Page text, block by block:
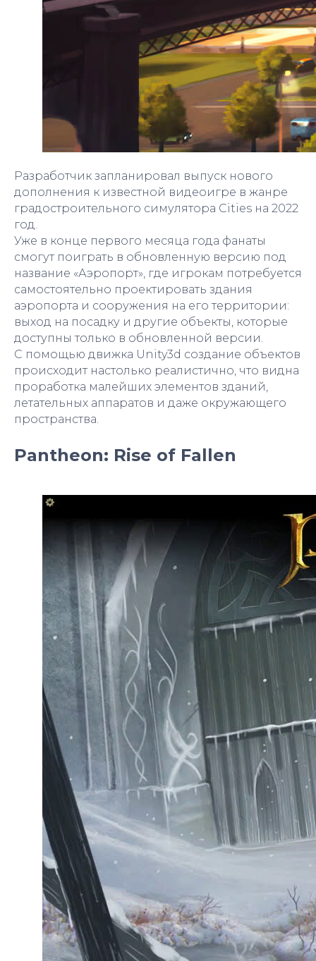
Разработчик запланировал выпуск нового
дополнения к известной видеоигре в жанре
градостроительного симулятора Cities на 2022
год.
Уже в конце первого месяца года фанаты
смогут поиграть в обновленную версию под
название «Аэропорт»‎, где игрокам потребуется
самостоятельно проектировать здания
аэропорта и сооружения на его территории:
выход на посадку и другие объекты, которые
доступны только в обновленной версии.
С помощью движка Unity3d создание объектов
происходит настолько реалистично, что видна
проработка малейших элементов зданий,
летательных аппаратов и даже окружающего
пространства.
Pantheon: Rise of Fallen